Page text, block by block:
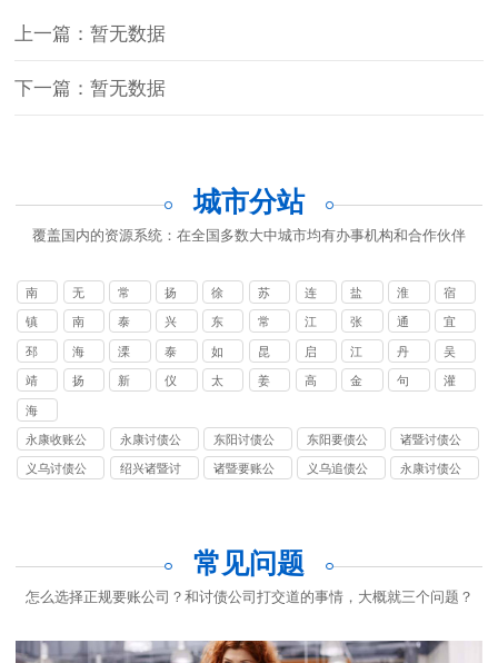
上一篇：暂无数据
下一篇：暂无数据
城市分站
覆盖国内的资源系统：在全国多数大中城市均有办事机构和合作伙伴
南
京
讨
债
公
司
无
锡
要
账
公
常
州
讨
债
公
扬
州
徐
州
苏
州
讨
债
公
连
云
港
盐
城
淮
安
宿
迁
镇
江
南
通
讨
债
司
泰
州
兴
化
东
台
常
熟
讨
债
司
江
阴
讨
债
司
张
家
港
讨
公
司
通
州
宜
兴
讨
债
司
邳
州
海
门
溧
阳
泰
兴
如
皋
昆
山
公
司
启
东
江
都
丹
阳
吴
江
靖
江
扬
新
仪
太
讨
债
公
姜
高
金
讨
债
公
句
灌
海
安
永康收账公
司
永康讨债公
司
东阳讨债公
司
东阳要债公
司
诸暨讨债公
司
义乌讨债公
绍兴诸暨讨
诸暨要账公
义乌追债公
永康讨债公
常见问题
怎么选择正规要账公司？和讨债公司打交道的事情，大概就三个问题？